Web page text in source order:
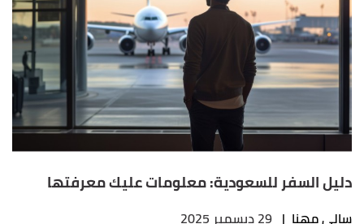
دليل السفر للسعودية: معلومات عليك معرفتها
سالي مهنا | 29 ديسمبر 2025